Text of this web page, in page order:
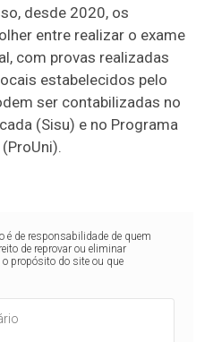
desde 2020, os
entre realizar o exame
com provas realizadas
estabelecidos pelo
ser contabilizadas no
(Sisu) e no Programa
é de responsabilidade de quem
de reprovar ou eliminar
propósito do site ou que